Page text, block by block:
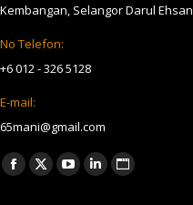
Kembangan, Selangor Darul Ehsan
No Telefon:
+6 012 - 326 5128
E-mail:
65mani@gmail.com
Find us on:
Facebook
X
YouTube
LinkedinWebsite